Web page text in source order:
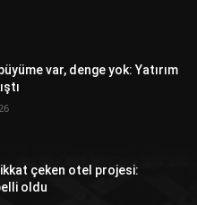
var, denge yok: Yatırım
çeken otel projesi:
oldu